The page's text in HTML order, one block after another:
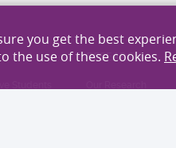
RESEARCH
you get the best
the use of these cookies.